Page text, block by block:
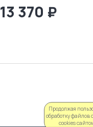
Продолжая
обработку файлов
cookies
13 370 ₽